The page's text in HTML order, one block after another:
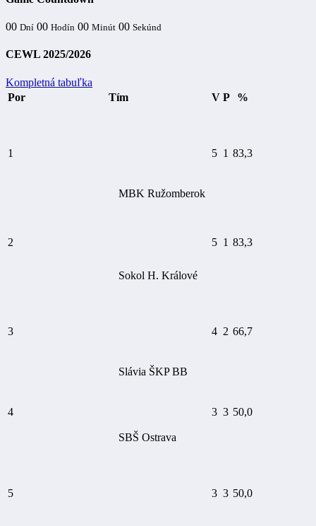
00 Dní 00 Hodín 00 Minút 00 Sekúnd
CEWL 2025/2026
Kompletná tabuľka
Por
Tím V P %
1
MBK Ružomberok
5 1 83,3
2
Sokol H. Králové
5 1 83,3
3
Slávia ŠKP BB
4 2 66,7
4
SBŠ Ostrava
3 3 50,0
5 3 3 50,0